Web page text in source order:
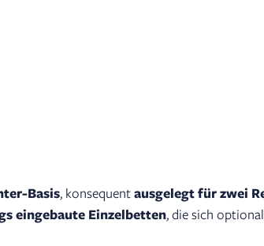
Basis, konsequentausgelegt für zwei
eingebaute Einzelbetten, die sich